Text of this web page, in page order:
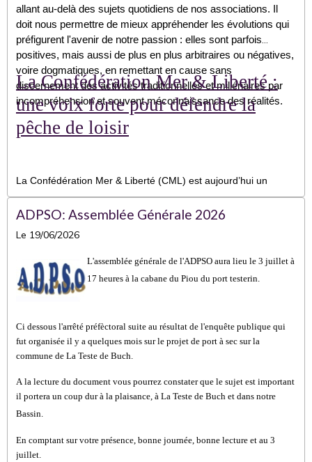
allant au-delà des sujets quotidiens de nos associations. Il
doit nous permettre de mieux appréhender les évolutions qui
préfigurent l'avenir de notre passion : elles sont parfois
positives, mais aussi de plus en plus arbitraires ou négatives,
voire dogmatiques, en remettant en cause sans
discernement des activités traditionnelles et millénaires par
incompréhension et souvent méconnaissance des réalités.
La Confédération Mer & Liberté :
une voix forte pour défendre la
pêche de loisir
La Confédération Mer & Liberté (CML) est aujourd’hui un
acteur incontournable dans la défense des pêcheurs de loisir
en mer en France. Elle joue un rôle central dans les échanges
réglementations, notamment sur des espèces emblématiques
Qu’est-ce que la CML ?
La CML est une organisation nationale qui rassemble les
principales structures représentant les pêcheurs de loisir en
défendre les pratiques de pêche de loisir
peser dans les décisions réglementaires
ADPSO: Assemblée Générale 2026
Le 19/06/2026
L'assemblée générale de l'ADPSO aura lieu le 3 juillet à
17 heures à la cabane du Piou du port testerin.
Ci dessous l'arrêté préfèctoral suite au résultat de l'enquête publique qui
fut organisée il y a quelques mois sur le projet de port à sec sur la
commune de La Teste de Buch.
A la lecture du document vous pourrez constater que le sujet est important
il portera un coup dur à la plaisance, à La Teste de Buch et dans notre
Bassin.
En comptant sur votre présence, bonne journée, bonne lecture et au 3
juillet.